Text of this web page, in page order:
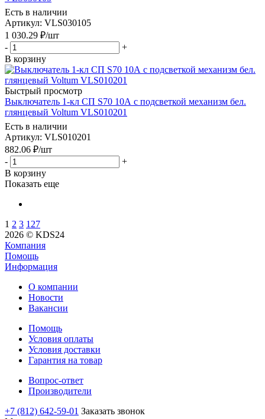
Есть в наличии
Артикул: VLS030105
1 030.29 ₽/шт
-
+
В корзину
Быстрый просмотр
Выключатель 1-кл СП S70 10А с подсветкой механизм бел.
глянцевый Voltum VLS010201
Есть в наличии
Артикул: VLS010201
882.06 ₽/шт
-
+
В корзину
Показать еще
1 2 3 127
2026 © KDS24
Компания
Помощь
Информация
О компании
Новости
Вакансии
Помощь
Условия оплаты
Условия доставки
Гарантия на товар
Вопрос-ответ
Производители
+7 (812) 642-59-01 Заказать звонок